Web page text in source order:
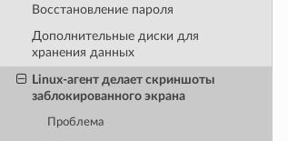
Восстановление пароля
Дополнительные диски для
хранения данных
Linux-агент делает скриншоты
заблокированного экрана
Проблема